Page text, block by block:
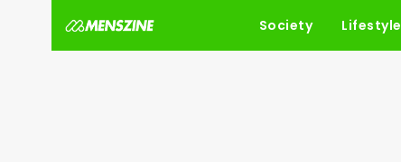
Society Lifestyle